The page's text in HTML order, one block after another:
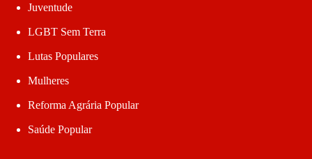
Juventude
LGBT Sem Terra
Lutas Populares
Mulheres
Reforma Agrária Popular
Saúde Popular